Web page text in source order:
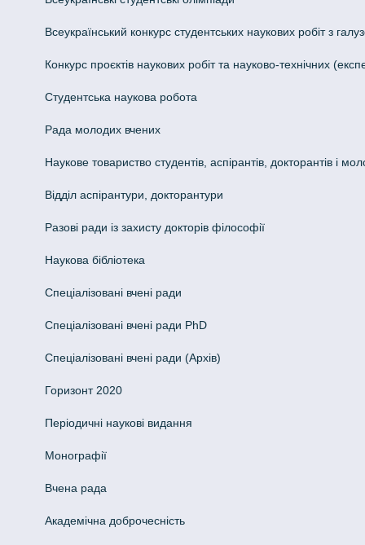
Всеукраїнський конкурс студентських наукових робіт з
Конкурс проєктів наукових робіт та науково-технічних
Студентська наукова робота
Рада молодих вчених
Наукове товариство студентів, аспірантів, докторантів і
Відділ аспірантури, докторантури
Разові ради із захисту докторів філософії
Наукова бібліотека
Спеціалізовані вчені ради
Спеціалізовані вчені ради PhD
Спеціалізовані вчені ради (Архів)
Горизонт 2020
Періодичні наукові видання
Монографії
Вчена рада
Академічна доброчесність